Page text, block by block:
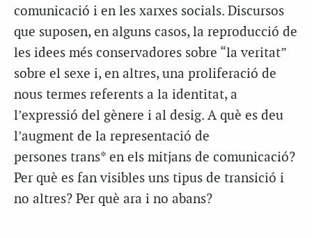
comunicació i en les xarxes socials. Discursos
que suposen, en alguns casos, la reproducció de
les idees més conservadores sobre “la veritat”
sobre el sexe i, en altres, una proliferació de
nous termes referents a la identitat, a
l’expressió del gènere i al desig. A què es deu
l’augment de la representació de
persones trans* en els mitjans de comunicació?
Per què es fan visibles uns tipus de transició i
no altres? Per què ara i no abans?